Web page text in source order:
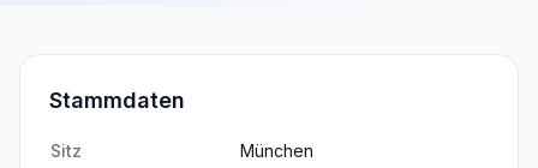
Stammdaten
Sitz
München